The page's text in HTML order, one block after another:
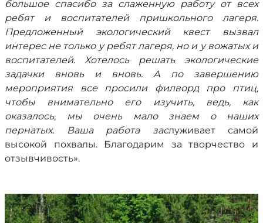
большое спасибо за слаженную работу от всех
ребят и воспитателей пришкольного лагеря.
Предложенный экологический квест вызвал
интерес не только у ребят лагеря, но и у вожатых и
воспитателей. Хотелось решать экологические
задачки вновь и вновь. А по завершению
мероприятия все просили филворд про птиц,
чтобы внимательно его изучить, ведь, как
оказалось, мы очень мало знаем о наших
пернатых. Ваша работа заслуживает самой
высокой похвалы. Благодарим за творчество и
отзывчивость».